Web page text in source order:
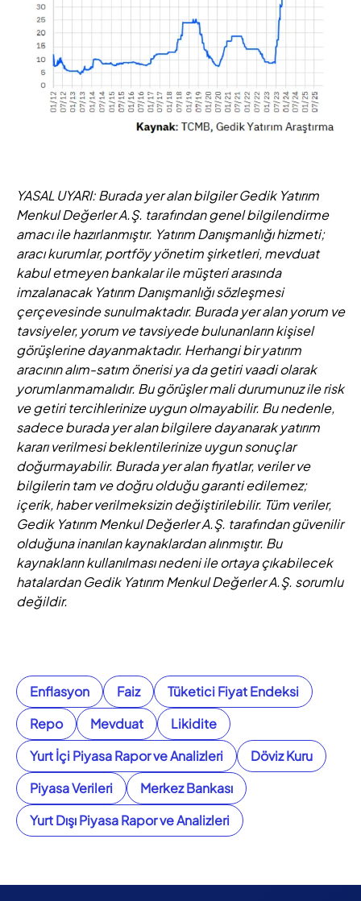
YASAL UYARI: Burada yer alan bilgiler Gedik Yatırım
Menkul Değerler A.Ş. tarafından genel bilgilendirme
amacı ile hazırlanmıştır. Yatırım Danışmanlığı hizmeti;
aracı kurumlar, portföy yönetim şirketleri, mevduat
kabul etmeyen bankalar ile müşteri arasında
imzalanacak Yatırım Danışmanlığı sözleşmesi
çerçevesinde sunulmaktadır. Burada yer alan yorum ve
tavsiyeler, yorum ve tavsiyede bulunanların kişisel
görüşlerine dayanmaktadır. Herhangi bir yatırım
aracının alım-satım önerisi ya da getiri vaadi olarak
yorumlanmamalıdır. Bu görüşler mali durumunuz ile risk
ve getiri tercihlerinize uygun olmayabilir. Bu nedenle,
sadece burada yer alan bilgilere dayanarak yatırım
kararı verilmesi beklentilerinize uygun sonuçlar
doğurmayabilir. Burada yer alan fiyatlar, veriler ve
bilgilerin tam ve doğru olduğu garanti edilemez;
içerik, haber verilmeksizin değiştirilebilir. Tüm veriler,
Gedik Yatırım Menkul Değerler A.Ş. tarafından güvenilir
olduğuna inanılan kaynaklardan alınmıştır. Bu
kaynakların kullanılması nedeni ile ortaya çıkabilecek
hatalardan Gedik Yatırım Menkul Değerler A.Ş. sorumlu
değildir.
Enflasyon Faiz
Tüketici Fiyat Endeksi
Repo
Mevduat
Likidite
Yurt İçi Piyasa Rapor ve Analizleri
Döviz Kuru
Piyasa Verileri
Merkez Bankası
Yurt Dışı Piyasa Rapor ve Analizleri